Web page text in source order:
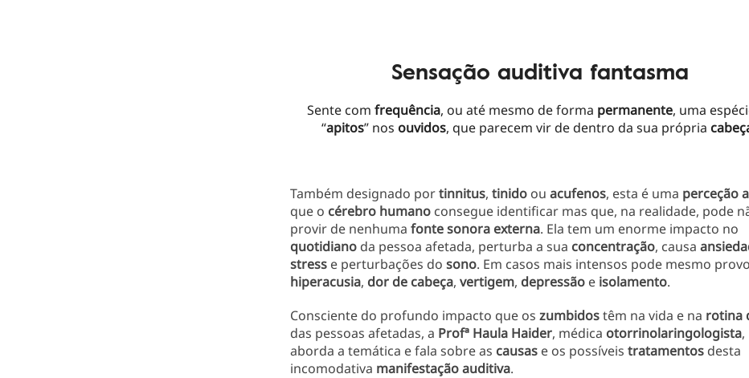
Sensação auditiva fantasma
Sente com frequência, ou até mesmo de forma permanente, uma
“apitos” nos ouvidos, que parecem vir de dentro da sua própria
Também designado portinnitus, tinido ou acufenos, esta é uma perceção
que o cérebro humano consegue identificar mas que, na realidade, pode
provir de nenhuma fonte sonora externa. Ela tem um enorme impacto no
quotidiano da pessoa afetada, perturba a sua concentração, causa
stress e perturbações do sono. Em casos mais intensos pode mesmo
hiperacusia, dor de cabeça, vertigem, depressão e isolamento.
Consciente do profundo impacto que os zumbidostêm na vida e na rotina
das pessoas afetadas, a Profª Haula Haider, médica otorrinolaringologista,
aborda a temática e fala sobre as causas e os possíveis tratamentos desta
incomodativa manifestação auditiva.